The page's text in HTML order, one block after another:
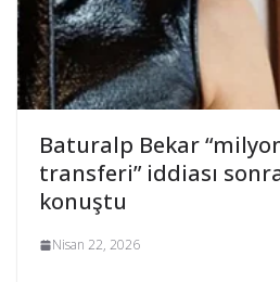
Baturalp Bekar
transferi” iddiası
konuştu
Nisan 22, 2026